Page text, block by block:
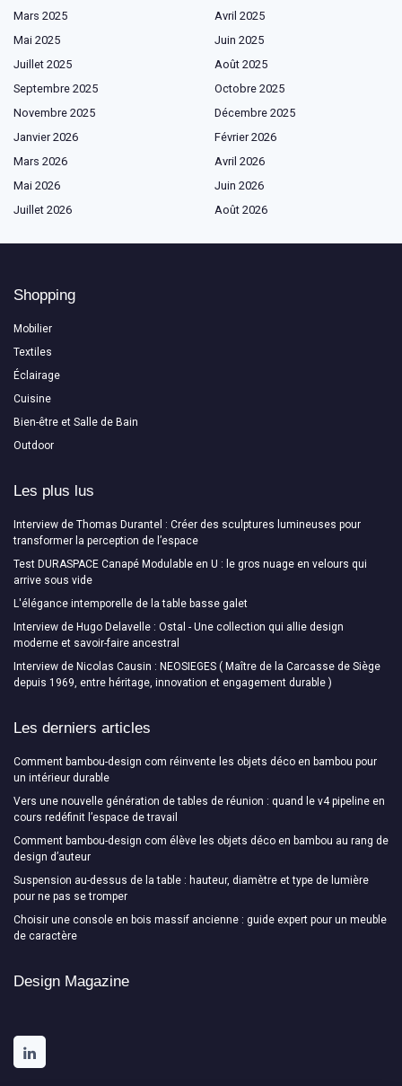
Mars 2025
Avril 2025
Mai 2025
Juin 2025
Juillet 2025
Août 2025
Septembre 2025
Octobre 2025
Novembre 2025
Décembre 2025
Janvier 2026
Février 2026
Mars 2026
Avril 2026
Mai 2026
Juin 2026
Juillet 2026
Août 2026
Shopping
Mobilier
Textiles
Éclairage
Cuisine
Bien-être et Salle de Bain
Outdoor
Les plus lus
Interview de Thomas Durantel : Créer des sculptures lumineuses pour
transformer la perception de l’espace
Test DURASPACE Canapé Modulable en U : le gros nuage en velours qui
arrive sous vide
L'élégance intemporelle de la table basse galet
Interview de Hugo Delavelle : Ostal - Une collection qui allie design
moderne et savoir-faire ancestral
Interview de Nicolas Causin : NEOSIEGES ( Maître de la Carcasse de Siège
depuis 1969, entre héritage, innovation et engagement durable )
Les derniers articles
Comment bambou-design com réinvente les objets déco en bambou pour
un intérieur durable
Vers une nouvelle génération de tables de réunion : quand le v4 pipeline en
cours redéfinit l’espace de travail
Comment bambou-design com élève les objets déco en bambou au rang de
design d’auteur
Suspension au-dessus de la table : hauteur, diamètre et type de lumière
pour ne pas se tromper
Choisir une console en bois massif ancienne : guide expert pour un meuble
de caractère
Design Magazine